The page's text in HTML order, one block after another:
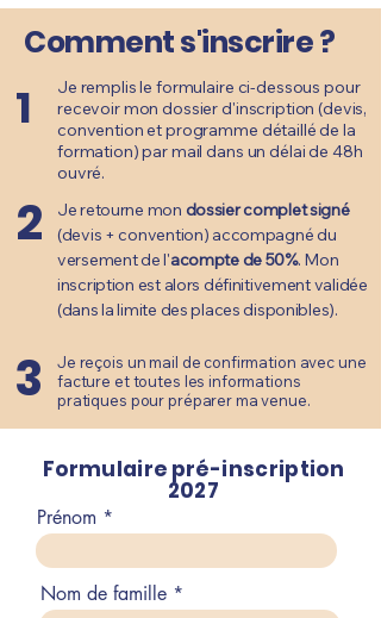
Comment s'inscrire ?
1
Je remplis le formulaire ci-dessous pour
recevoir mon dossier d'inscription (devis,
convention et programme détaillé de la
formation) par mail dans un délai de 48h
ouvré.
2 Je retourne mon dossier complet signé
(devis + convention) accompagné du
versement de l'acompte de 50%. Mon
inscription est alors définitivement validée
(dans la limite des places disponibles).
3
Je reçois un mail de confirmation avec une
facture et toutes les informations
pratiques pour préparer ma venue.
Formulaire pré-inscription
2027
Prénom
Nom de famille